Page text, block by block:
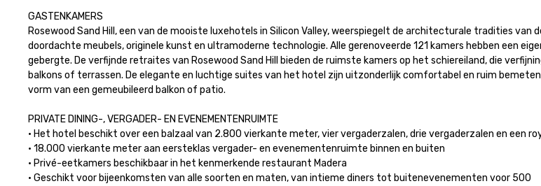
GASTENKAMERS
Rosewood Sand Hill, een van de mooiste luxehotels in Silicon Valley, weerspiegelt de architecturale tradities van
doordachte meubels, originele kunst en ultramoderne technologie. Alle gerenoveerde 121 kamers hebben een
gebergte. De verfijnde retraites van Rosewood Sand Hill bieden de ruimste kamers op het schiereiland, die
balkons of terrassen. De elegante en luchtige suites van het hotel zijn uitzonderlijk comfortabel en ruim
vorm van een gemeubileerd balkon of patio.
PRIVATE DINING-, VERGADER- EN EVENEMENTENRUIMTE
· Het hotel beschikt over een balzaal van 2.800 vierkante meter, vier vergaderzalen, drie vergaderzalen en een
· 18.000 vierkante meter aan eersteklas vergader- en evenementenruimte binnen en buiten
· Privé-eetkamers beschikbaar in het kenmerkende restaurant Madera
· Geschikt voor bijeenkomsten van alle soorten en maten, van intieme diners tot buitenevenementen voor 500